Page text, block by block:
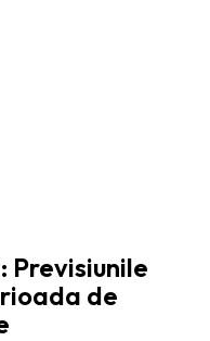
Previsiunile
de